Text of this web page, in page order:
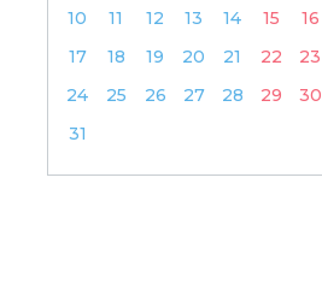
10
11 12 13 14 15
16
17
18 19 20 21 22
23
24
25 26 27 28 29
30
31